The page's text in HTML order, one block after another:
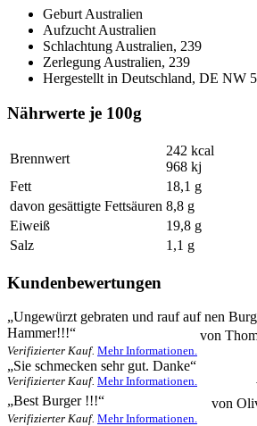
GeburtAustralien
AufzuchtAustralien
SchlachtungAustralien, 239
ZerlegungAustralien, 239
Hergestellt in Deutschland, DE NW
Nährwerte je 100g
Brennwert
242 kcal
968 kj
Fett
18,1 g
davon gesättigte Fettsäuren 8,8 g
Eiweiß
19,8 g
Salz
1,1 g
Kundenbewertungen
„Ungewürzt gebraten und rauf auf nen
Hammer!!!“ von
Verifizierter Kauf. Mehr Informationen.
„Sie schmecken sehr gut. Danke“
Verifizierter Kauf. Mehr Informationen.
„Best Burger !!!“ von
Verifizierter Kauf. Mehr Informationen.